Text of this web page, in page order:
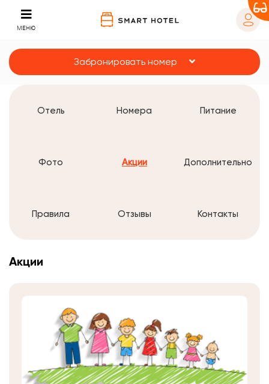
МЕНЮ
Забронировать номер
Отель Номера Питание
Фото Акции Дополнительно
Правила Отзывы Контакты
Акции